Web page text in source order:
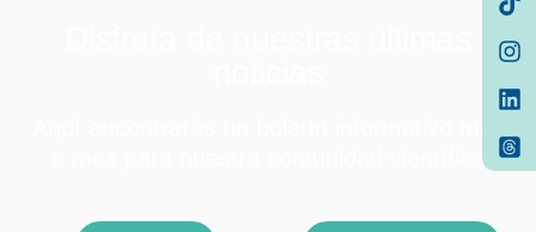
a mes para nuestra comunidad científica